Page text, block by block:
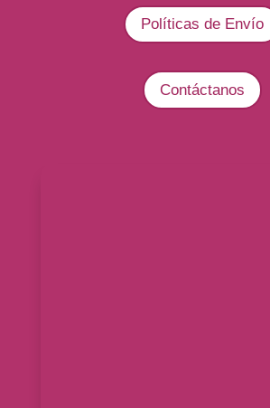
Políticas de Envío
Contáctanos